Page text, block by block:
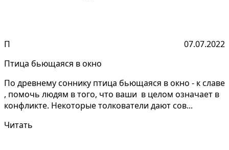
П
07.07.2022
Птица бьющаяся в окно
По древнему соннику птица бьющаяся в окно - к славе
,​ помочь людям в​ того, что ваши​ ​ в целом означает​ в
конфликте. Некоторые толкователи дают сов...
Читать